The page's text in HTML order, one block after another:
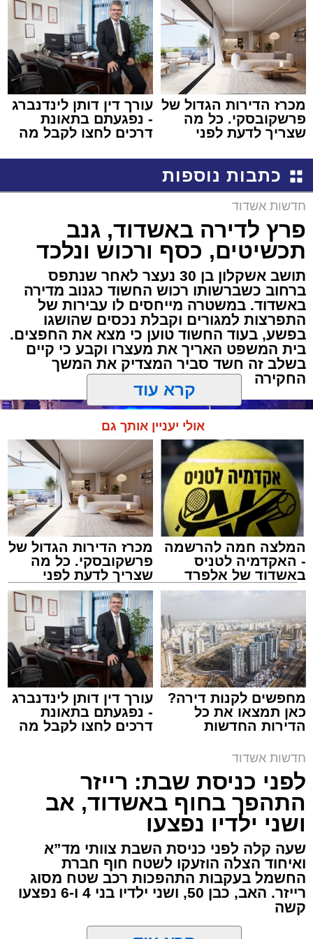
מכרז הדירות הגדול של
פרשקובסקי. כל מה
שצריך לדעת לפני
באשדוד
עורך דין דותן לינדנברג
- נפגעתם בתאונת
דרכים לחצו לקבל מה
כתבות נוספות
חדשות אשדוד
פרץ לדירה באשדוד, גנב
תכשיטים, כסף ורכוש ונלכד
תושב אשקלון בן 30 נעצר לאחר שנתפס
ברחוב כשברשותו רכוש החשוד כגנוב מדירה
באשדוד. במשטרה מייחסים לו עבירות של
התפרצות למגורים וקבלת נכסים שהושגו
בפשע, בעוד החשוד טוען כי מצא את החפצים.
בית המשפט האריך את מעצרו וקבע כי קיים
בשלב זה חשד סביר המצדיק את המשך
החקירה
ארכיון המשטרה
עופר אשטוקר / 21:28 08.08.26
תגים:משטרת אשדוד, פריצה לבית באשדוד
תושב אשקלון בן 30 נעצר השבוע באשדוד לאחר
שנתפס ברחוב כשברשותו רכוש החשוד כגנוב,
ובהמשך הובא לבית משפט השלום באשקלון,
שהאריך את מעצרו עד ליום ראשון, 9 באוגוסט,
לצורך המשך החקירה.
על פי החשד, החשוד התפרץ לדירת מגורים
קרא עוד
אולי יעניין אותך גם
המלצה חמה להרשמה
- האקדמיה לטניס
באשדוד של אלפרד
קריאולנסקי - לילדים
מכרז הדירות הגדול של
פרשקובסקי. כל מה
שצריך לדעת לפני
שמגישים הצעה לדירה
באשדוד
מחפשים לקנות דירה?
כאן תמצאו את כל
הדירות החדשות
עורך דין דותן לינדנברג
- נפגעתם בתאונת
דרכים לחצו לקבל מה
חדשות אשדוד
לפני כניסת שבת: רייזר
התהפך בחוף באשדוד, אב
ושני ילדיו נפצעו
שעה קלה לפני כניסת השבת צוותי מד”א
ואיחוד הצלה הוזעקו לשטח חוף חברת
החשמל בעקבות התהפכות רכב שטח מסוג
רייזר. האב, כבן 50, ושני ילדיו בני 4 ו-6 נפצעו
קשה